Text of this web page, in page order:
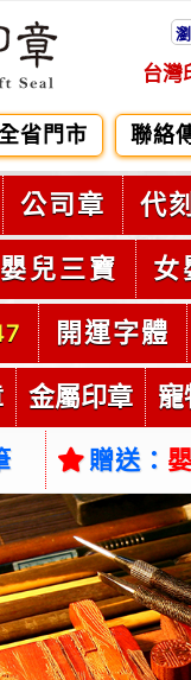
台灣
省門市 聯絡
公司章 代
嬰兒三寶 女
開運字體
金屬印章 寵
贈送：